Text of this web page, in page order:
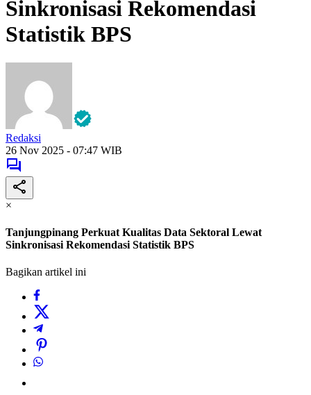
Sinkronisasi Rekomendasi
Statistik BPS
Redaksi
26 Nov 2025 - 07:47 WIB
×
Tanjungpinang Perkuat Kualitas Data Sektoral Lewat
Sinkronisasi Rekomendasi Statistik BPS
Bagikan artikel ini